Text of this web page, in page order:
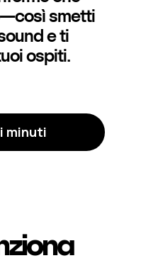
smetti
e ti
ospiti.
minuti